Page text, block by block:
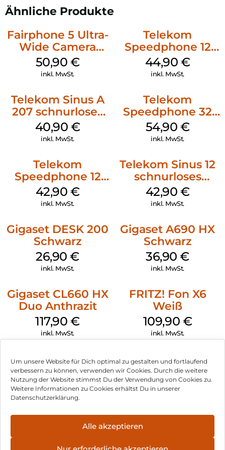
Um unsere Website für Dich optimal zu gestalten und fortlaufend
verbessern zu können, verwenden wir Cookies. Durch die weitere
Nutzung der Website stimmst Du der Verwendung von Cookies zu.
Weitere Informationen zu Cookies erhältst Du in unserer
Datenschutzerklärung.
Alle akzeptieren
FRITZ!Fons C6 zur Verfügung und durch Updates kommen
auch neue hinzu.
Unbeschwert telefonieren:
Direkt ab Werk ist Ihr FRITZ!Fon C6 mit einer
Sprachverschlüsselung nach neuesten Standards geschützt.
Dafür ist keine zusätzliche Konfiguration Ihrerseits nötig –
Ähnliche Produkte
Fairphone 5 Ultra-
Wide Camera
Schwarz
50,90 €
inkl. MwSt.
Telekom
Speedphone 12
Petrol
44,90 €
inkl. MwSt.
Telekom Sinus A
207 schnurloses
analog Telefon
Schwarz
40,90 €
inkl. MwSt.
Telekom
Speedphone 32
Ebenholz
54,90 €
inkl. MwSt.
Telekom
Speedphone 12
Schwarz
42,90 €
inkl. MwSt.
Telekom Sinus 12
schnurloses
Analog Telefon
Schwarz
42,90 €
inkl. MwSt.
Gigaset DESK 200
Schwarz
26,90€
inkl. MwSt.
Gigaset A690 HX
Schwarz
36,90€
inkl. MwSt.
Gigaset CL660 HX
Duo Anthrazit
117,90€
inkl. MwSt.
FRITZ! Fon X6
Weiß
109,90 €
inkl. MwSt.
Impressum